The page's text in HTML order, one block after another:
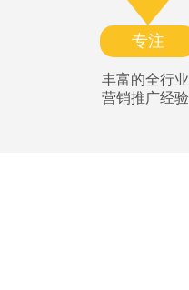
专注
丰富的全行业
营销推广经验